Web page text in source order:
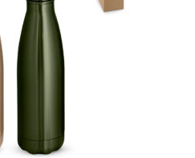
del
prodotto